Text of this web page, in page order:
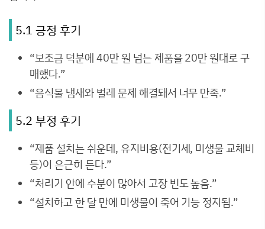
5.1 긍정 후기
“보조금 덕분에 40만 원 넘는 제품을 20만 원대로 구
매했다.”
“음식물 냄새와 벌레 문제 해결돼서 너무 만족.”
5.2 부정 후기
“제품 설치는 쉬운데, 유지비용(전기세, 미생물 교체비
등)이 은근히 든다.”
“처리기 안에 수분이 많아서 고장 빈도 높음.”
“설치하고 한 달 만에 미생물이 죽어 기능 정지됨.”